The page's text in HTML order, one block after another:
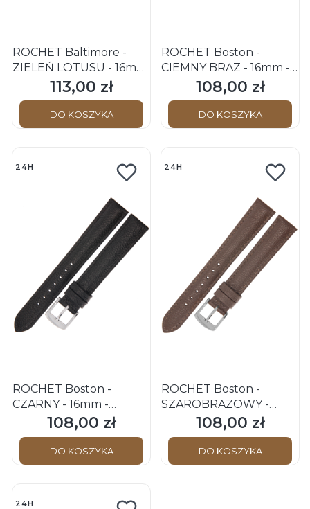
ROCHET Baltimore -
ZIELEŃ LOTUSU - 16mm
- Skórzany pasek do
zegarka
Cena
113,00 zł
DO KOSZYKA
ROCHET Boston -
CIEMNY BRĄZ - 16mm -
Skórzany pasek do
zegarka
Cena
108,00 zł
DO KOSZYKA
24H
ROCHET Boston -
CZARNY - 16mm -
Skórzany pasek do
zegarka
Cena
108,00 zł
DO KOSZYKA
24H
ROCHET Boston -
SZAROBRĄZOWY -
16mm - Skórzany pasek
do zegarka
Cena
108,00 zł
DO KOSZYKA
24H